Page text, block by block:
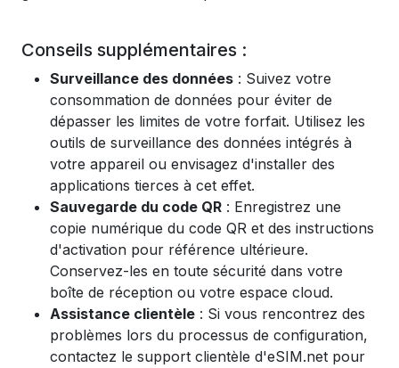
Conseils supplémentaires :
Surveillance des données : Suivez votre
consommation de données pour éviter de
dépasser les limites de votre forfait. Utilisez les
outils de surveillance des données intégrés à
votre appareil ou envisagez d'installer des
applications tierces à cet effet.
Sauvegarde du code QR : Enregistrez une
copie numérique du code QR et des instructions
d'activation pour référence ultérieure.
Conservez-les en toute sécurité dans votre
boîte de réception ou votre espace cloud.
Assistance clientèle : Si vous rencontrez des
problèmes lors du processus de configuration,
contactez le support clientèle d'eSIM.net pour